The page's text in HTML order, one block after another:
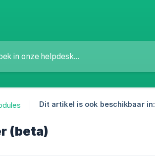
Dit artikel is ook beschikbaar in:
(beta)